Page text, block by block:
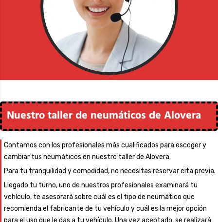
Nuestro taller de neumáticos de Alovera
Contamos con los profesionales más cualificados para escoger y
cambiar tus neumáticos en nuestro taller de Alovera.
Para tu tranquilidad y comodidad, no necesitas reservar cita previa.
Llegado tu turno, uno de nuestros profesionales examinará tu
vehículo, te asesorará sobre cuál es el tipo de neumático que
recomienda el fabricante de tu vehículo y cuál es la mejor opción
para el uso que le das a tu vehículo. Una vez aceptado, se realizará